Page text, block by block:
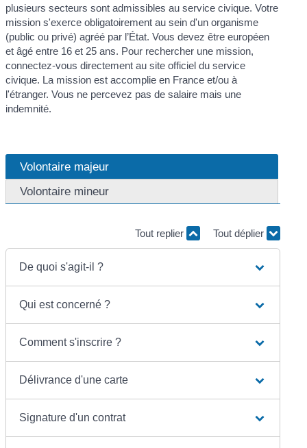
plusieurs secteurs sont admissibles au service civique. Votre
mission s'exerce obligatoirement au sein d'un organisme
(public ou privé) agréé par l’État. Vous devez être européen
et âgé entre 16 et 25 ans. Pour rechercher une mission,
connectez-vous directement au site officiel du service
civique. La mission est accomplie en France et/ou à
l'étranger. Vous ne percevez pas de salaire mais une
indemnité.
Volontaire majeur
Volontaire mineur
Tout replier Tout déplier
De quoi s'agit-il ?
Qui est concerné ?
Comment s'inscrire ?
Délivrance d'une carte
Signature d'un contrat